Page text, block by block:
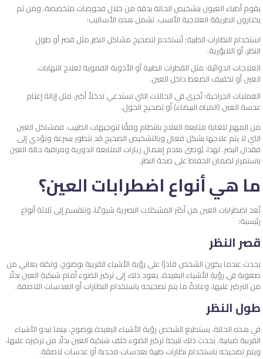
يقوم أطباء العيون بتشخيص الحالة بدقة من خلال فحوصات متخصصة، ومن ثم
يختارون الطريقة العلاجية الأنسب. تشمل هذه الأساليب:
استخدام النظارات الطبية: تُستخدم لتصحيح مشاكل النظر مثل قصر أو طول
النظر، أو اللابؤرية.
العلاجات الدوائية: مثل القطرات الطبية أو الأدوية الفموية لعلاج التهابات
العين أو تخفيف الضغط داخل العين.
العمليات الجراحية: تُجرى في الحالات التي تستدعي تدخلاً أكبر، مثل إزالة إعتام
عدسة العين (المياه البيضاء) أو تصحيح الحول.
من المهم للغاية متابعة العلاج بانتظام وفقًا لتوجيهات الطبيب. فمشاكل العين
التي لا يتم علاجها بشكل فعال وبالتشخيص الصحيح قد تتطور بسرعة وتؤدي إلى
فقدان البصر. لهذا، يُوصى بعدم إهمال زيارات المتابعة الدورية ومراقبة حالة العين
باستمرار لضمان الحفاظ على صحة النظر.
ما هي أنواع اضطرابات العين؟
تُعد اضطرابات العين من أكثر المشكلات البصرية شيوعًا، وتنقسم إلى ثلاثة أنواع
رئيسية:
قصر النظر
يحدث عندما يكون الشخص قادرًا على رؤية الأشياء القريبة بوضوح، ولكنه يعاني من
صعوبة في رؤية الأشياء البعيدة. يعود ذلك إلى تركيز الضوء أمام شبكية العين بدلًا
من التركيز عليها، وعادةً ما يتم تصحيحه باستخدام النظارات أو العدسات اللاصقة.
طول النظر
في هذه الحالة، يستطيع الشخص رؤية الأشياء البعيدة بوضوح، بينما تبدو الأشياء
القريبة ضبابية. يحدث ذلك نتيجة تركيز الضوء خلف شبكية العين بدلًا من تركيزه عليها،
ويتم تصحيحه باستخدام نظارات طبية بعدسات محدبة أو عدسات لاصقة.